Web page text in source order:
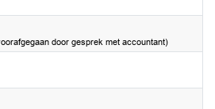
door gesprek met accountant)